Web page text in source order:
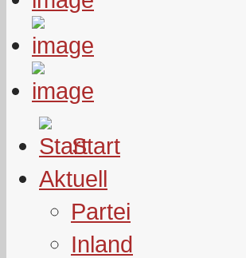
Start
Aktuell
Partei
Inland